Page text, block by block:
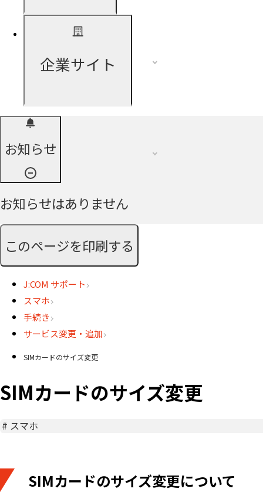
企業サイト
お知らせ
お知らせはありません
このページを印刷する
J:COM サポート
スマホ
手続き
サービス変更・追加
SIMカードのサイズ変更
SIMカードのサイズ変更
# スマホ
SIMカードのサイズ変更について